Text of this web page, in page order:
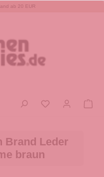
ab 20 EUR
Brand Leder
braun